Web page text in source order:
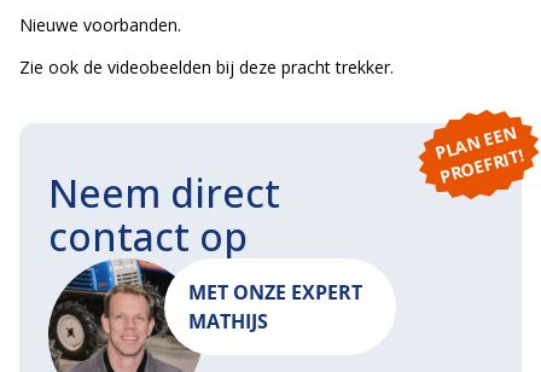
Nieuwe voorbanden.
Zie ook de videobeelden bij deze pracht trekker.
P
L
A
N
E
E
N
P
R
O
E
F
RI
T!
Neem direct
contact op
MET ONZE EXPERT
MATHIJS